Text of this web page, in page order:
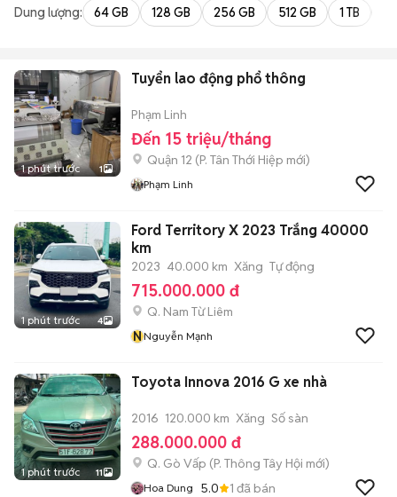
Dung lượng: 64 GB 128 GB 256 GB 512 GB 1 TB
1 phút trước 1
Tuyển lao động phổ thông
Phạm Linh
Đến 15 triệu/tháng
Quận 12 (P. Tân Thới Hiệp mới)
Phạm Linh
1 phút trước 4
Ford Territory X 2023 Trắng 40000
km
2023 40.000 km Xăng Tự động
715.000.000 đ
Q. Nam Từ Liêm
NNguyễn Mạnh
1 phút trước 11
Toyota Innova 2016 G xe nhà
2016 120.000 km Xăng Số sàn
288.000.000 đ
Q. Gò Vấp (P. Thông Tây Hội mới)
Hoa Dung 5.0 1 đã bán